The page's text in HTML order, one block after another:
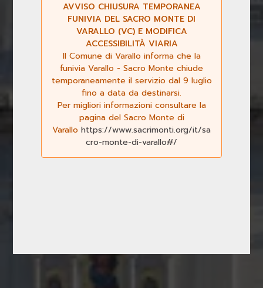
AVVISO CHIUSURA TEMPORANEA
FUNIVIA DEL SACRO MONTE DI
VARALLO (VC) E MODIFICA
ACCESSIBILITÀ VIARIA
Il Comune di Varallo informa che la
funivia Varallo - Sacro Monte chiude
temporaneamente il servizio dal 9 luglio
fino a data da destinarsi.
Per migliori informazioni consultare la
pagina del Sacro Monte di
Varallo https://www.sacrimonti.org/it/sa
cro-monte-di-varallo#/